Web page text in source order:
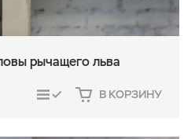
рычащего льва
СРАВНИТЬ В КОРЗИНУ